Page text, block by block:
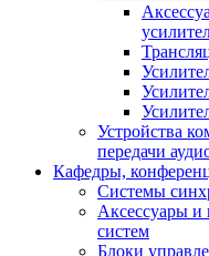
Устройства
передачи
Кафедры,
Cистемы
Аксессуары
систем
Блоки